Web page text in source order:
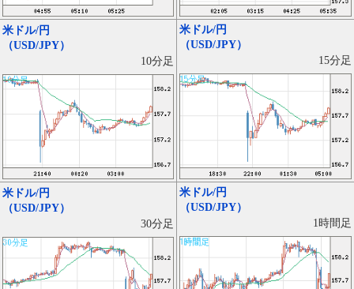
米ドル/円
（USD/JPY）
10分足
米ドル/円
（USD/JPY）
15分足
米ドル/円
（USD/JPY）
30分足
米ドル/円
（USD/JPY）
1時間足